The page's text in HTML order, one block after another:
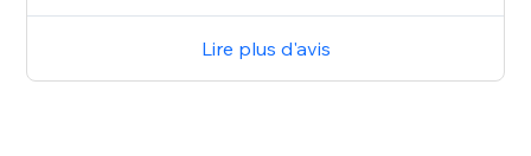
Lire plus d'avis